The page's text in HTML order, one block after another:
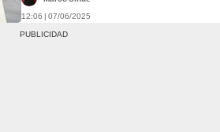
12:06 | 07/06/2025